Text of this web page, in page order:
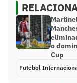
o
Cup
Futebol